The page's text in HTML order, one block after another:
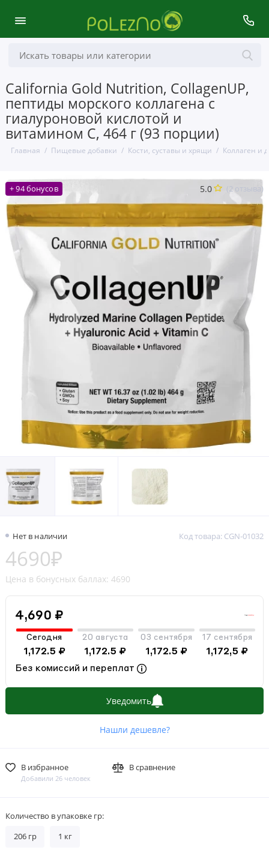
California Gold Nutrition, CollagenUP,
пептиды морского коллагена с
гиалуроновой кислотой и
витамином C, 464 г (93 порции)
Главная Пищевые добавки Кости, суставы и хрящи Коллаген и
+ 94 бонусов 5.0 (2 отзыва)
Нет в наличии Код товара: CGN-01032
4690₽
Цена в бонусных баллах: 4690
4,690 ₽
Сегодня
1,172.5 ₽
20 августа
1,172.5 ₽
03 сентября
1,172.5 ₽
17 сентября
1,172,5 ₽
Без комиссий и переплат
Уведомить
Нашли дешевле?
В избранное
Добавили 26 человек
В сравнение
Количество в упаковке гр:
206 гр 1 кг